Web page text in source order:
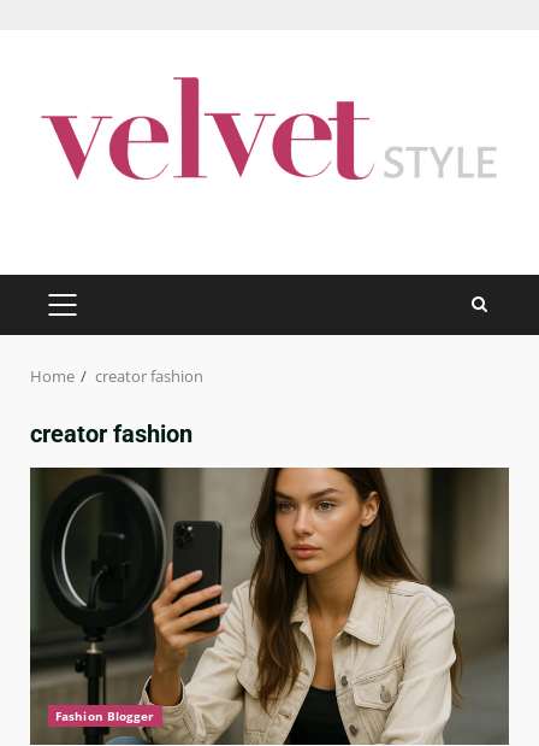
PRIMARY
MENU
Home creator fashion
creator fashion
Fashion Blogger